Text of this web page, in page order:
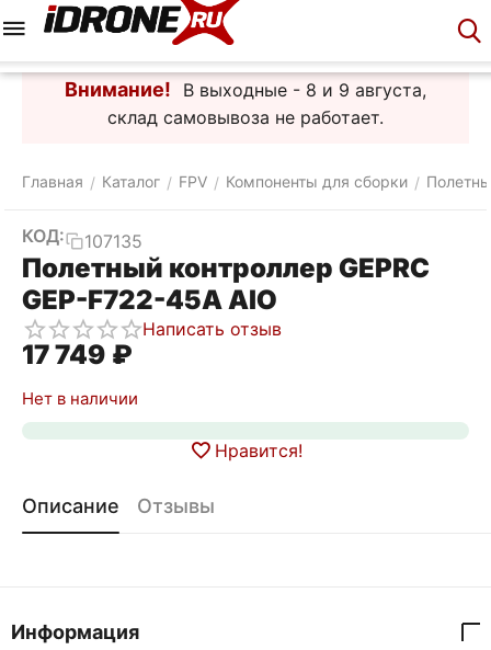
Внимание!
В выходные - 8 и 9 августа,
склад самовывоза не работает.
Главная / Каталог / FPV / Компоненты для сборки /
КОД: 107135
Полетный контроллер GEPRC
GEP-F722-45A AIO
Написать отзыв
17 749 ₽
Нет в наличии
Нравится!
Описание Отзывы
Информация
Корзина